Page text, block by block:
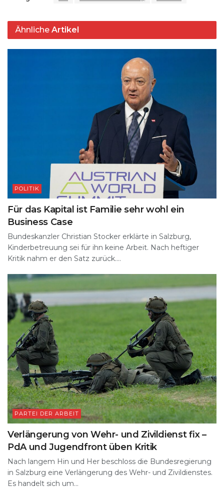
p
o
k
k
Ähnliche Artikel
POLITIK
Für das Kapital ist Familie sehr wohl ein
Business Case
Bundeskanzler Christian Stocker erklärte in Salzburg,
Kinderbetreuung sei für ihn keine Arbeit. Nach heftiger
Kritik nahm er den Satz zurück....
PARTEI DER ARBEIT
Verlängerung von Wehr- und Zivildienst fix –
PdA und Jugendfront üben Kritik
Nach langem Hin und Her beschloss die Bundesregierung
in Salzburg eine Verlängerung des Wehr- und Zivildienstes.
Es handelt sich um...